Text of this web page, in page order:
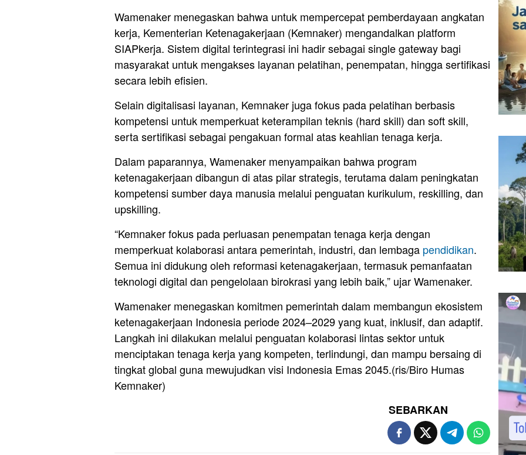
Wamenaker menegaskan bahwa untuk mempercepat pemberdayaan angkatan
kerja, Kementerian Ketenagakerjaan (Kemnaker) mengandalkan platform
SIAPkerja. Sistem digital terintegrasi ini hadir sebagai single gateway bagi
masyarakat untuk mengakses layanan pelatihan, penempatan, hingga sertifikasi
secara lebih efisien.
Selain digitalisasi layanan, Kemnaker juga fokus pada pelatihan berbasis
kompetensi untuk memperkuat keterampilan teknis (hard skill) dan soft skill,
serta sertifikasi sebagai pengakuan formal atas keahlian tenaga kerja.
Dalam paparannya, Wamenaker menyampaikan bahwa program
ketenagakerjaan dibangun di atas pilar strategis, terutama dalam peningkatan
kompetensi sumber daya manusia melalui penguatan kurikulum, reskilling, dan
upskilling.
“Kemnaker fokus pada perluasan penempatan tenaga kerja dengan
memperkuat kolaborasi antara pemerintah, industri, dan lembaga pendidikan.
Semua ini didukung oleh reformasi ketenagakerjaan, termasuk pemanfaatan
teknologi digital dan pengelolaan birokrasi yang lebih baik,” ujar Wamenaker.
Wamenaker menegaskan komitmen pemerintah dalam membangun ekosistem
ketenagakerjaan Indonesia periode 2024–2029 yang kuat, inklusif, dan adaptif.
Langkah ini dilakukan melalui penguatan kolaborasi lintas sektor untuk
menciptakan tenaga kerja yang kompeten, terlindungi, dan mampu bersaing di
tingkat global guna mewujudkan visi Indonesia Emas 2045.(ris/Biro Humas
Kemnaker)
SEBARKAN